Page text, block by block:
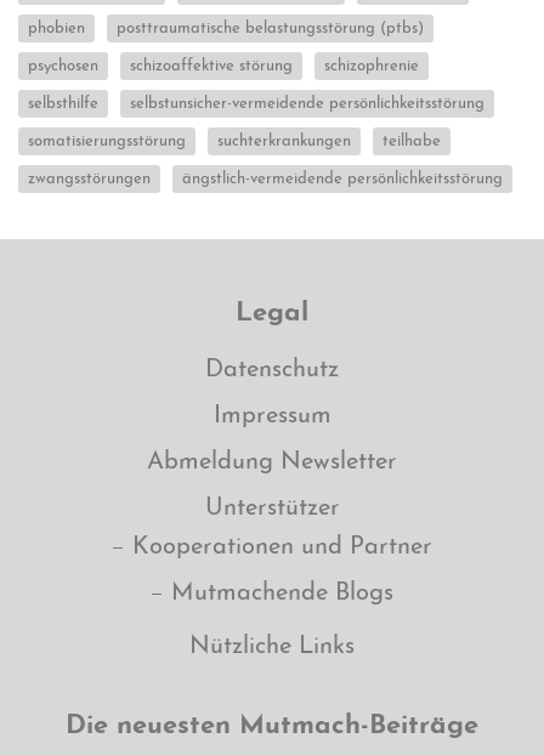
phobien posttraumatische belastungsstörung (ptbs)
psychosen schizoaffektive störung schizophrenie
selbsthilfe selbstunsicher-vermeidende persönlichkeitsstörung
somatisierungsstörung suchterkrankungen teilhabe
zwangsstörungen ängstlich-vermeidende persönlichkeitsstörung
Legal
Datenschutz
Impressum
Abmeldung Newsletter
Unterstützer
Kooperationen und Partner
Mutmachende Blogs
Nützliche Links
Die neuesten Mutmach-Beiträge